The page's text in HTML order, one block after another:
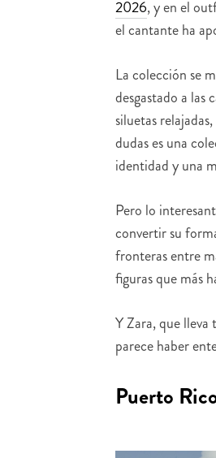
2026, y en el
el cantante ha
La colección se
desgastado a las
siluetas
dudas es una
identidad y una
Pero lo
convertir su
fronteras entre
figuras que más
Y Zara, que
parece haber
Puerto